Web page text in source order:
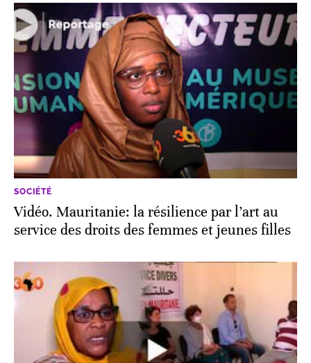
SOCIÉTÉ
Vidéo. Mauritanie: la résilience par l’art au
service des droits des femmes et jeunes filles